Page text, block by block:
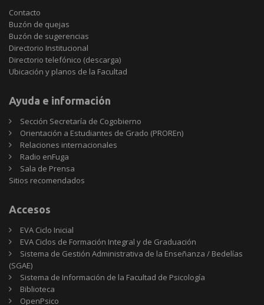
Contacto
Buzón de quejas
Buzón de sugerencias
Directorio Institucional
Directorio telefónico (descarga)
Ubicación y planos de la Facultad
Ayuda e información
Sección Secretaría de Cogobierno
Orientación a Estudiantes de Grado (PROREn)
Relaciones internacionales
Radio enFuga
Sala de Prensa
Sitios
Sitios recomendados
Accesos
EVA Ciclo Inicial
EVA Ciclos de Formación Integral y de Graduación
Sistema de Gestión Administrativa de la Enseñanza / Bedelías
(SGAE)
Sistema de Información de la Facultad de Psicología
Biblioteca
OpenPsico